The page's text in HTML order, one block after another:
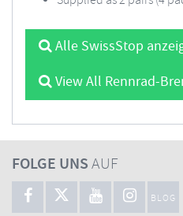
Alle SwissStop
View All Rennrad-
FOLGE UNSAUF
BLOG